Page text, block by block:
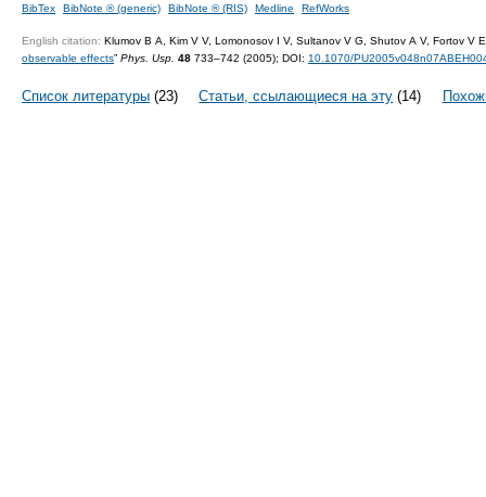
BibTex BibNote ® (generic) BibNote ® (RIS) Medline RefWorks
English citation: Klumov B A, Kim V V, Lomonosov I V, Sultanov V G, Shutov A V, Fortov V E
observable effects” Phys. Usp. 48 733–742 (2005); DOI: 10.1070/
Список литературы (23) Статьи, ссылающиеся на эту (14)